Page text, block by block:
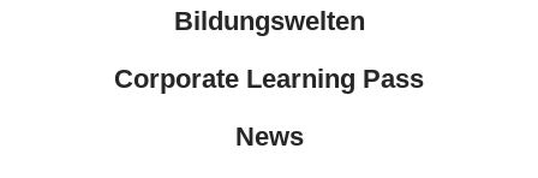
Bildungswelten
Corporate Learning Pass
News